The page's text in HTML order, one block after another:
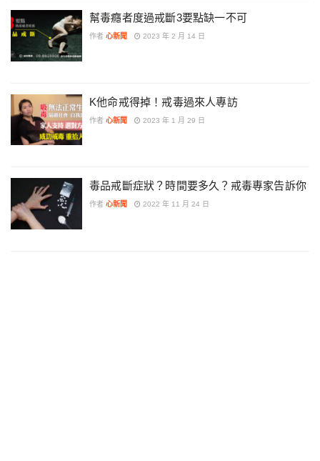
幫毒癮者度過戒斷3要點缺一不可
作者 心新聞 2023 年 2 月 14 日
K他命戒得掉！戒毒過來人專訪
作者 心新聞 2023 年 1 月 29 日
毒品戒斷症狀？時間要多久？戒毒專家告訴你
作者 心新聞 2022 年 11 月 24 日